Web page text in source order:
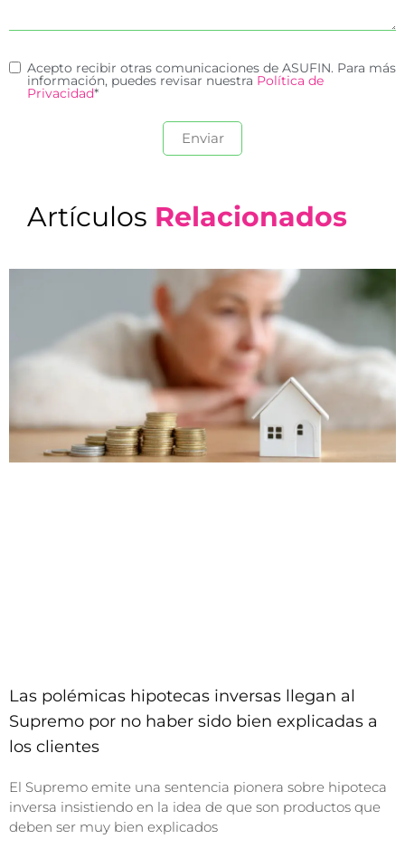
Acepto recibir otras comunicaciones de ASUFIN. Para más
información, puedes revisar nuestra Política de
Privacidad*
Artículos Relacionados
Las polémicas hipotecas inversas llegan al
Supremo por no haber sido bien explicadas a
los clientes
El Supremo emite una sentencia pionera sobre hipoteca
inversa insistiendo en la idea de que son productos que
deben ser muy bien explicados